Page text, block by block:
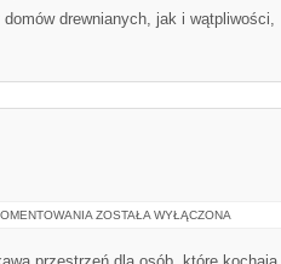
drewnianych, jak i wątpliwości,
AUSTRALIA
ZOSTAŁA WYŁĄCZONA